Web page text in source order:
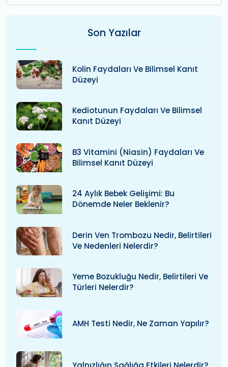
Son Yazılar
Kolin Faydaları Ve Bilimsel Kanıt
Düzeyi
Kediotunun Faydaları Ve Bilimsel
Kanıt Düzeyi
B3 Vitamini (niasin) Faydaları Ve
Bilimsel Kanıt Düzeyi
24 Aylık Bebek Gelişimi: Bu
Dönemde Neler Beklenir?
Derin Ven Trombozu Nedir, Belirtileri
Ve Nedenleri Nelerdir?
Yeme Bozukluğu Nedir, Belirtileri Ve
Türleri Nelerdir?
AMH Testi Nedir, Ne Zaman Yapılır?